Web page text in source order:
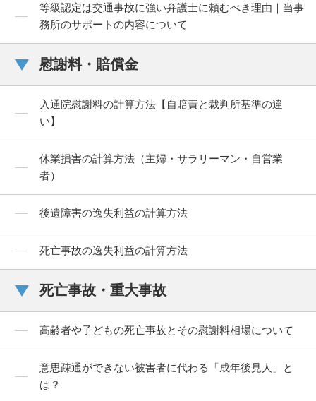
等級認定は交通事故に強い弁護士に頼むべき理由｜当事
務所のサポートの内容について
慰謝料・賠償金
入通院慰謝料の計算方法【自賠責と裁判所基準の違
い】
休業損害の計算方法（主婦・サラリーマン・自営業
者）
後遺障害の逸失利益の計算方法
死亡事故の逸失利益の計算方法
死亡事故・重大事故
高齢者や子どもの死亡事故とその慰謝料相場について
意思疎通ができない被害者に代わる「成年後見人」と
は？